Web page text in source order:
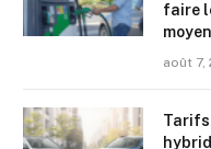
faire
août 7,
Tarifs